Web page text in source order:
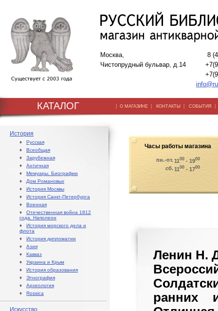
Москва,
Чистопрудный бульвар, д.14
8
КАТАЛОГ | О МАГАЗИНЕ | КОНТАКТЫ | СОБЫТИЯ
История
♦ Русская
♦ Всеобщая
♦ Зарубежная
♦ Античная
♦ Мемуары. Биографии
♦ Дом Романовых
♦ История Москвы
♦ История Санкт-Петербурга
♦ Военная
♦ Отечественная война 1812
года. Наполеон
♦ История морского дела и
флота
♦ История дипломатии
♦ Азия
♦ Кавказ
♦ Украина и Крым
♦ История образования
♦ Этнография
♦ Археология
♦ Rossica
Искусство
Часы работы магазина
пн.-пт.1100 - 1900
сб.1100 - 1700
Ленин Н.
ранних